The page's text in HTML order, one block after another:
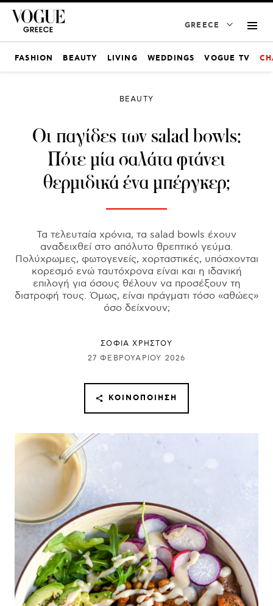
GREECE
FASHION BEAUTY LIVING WEDDINGS VOGUE TV
BEAUTY
Οι παγίδες των salad bowls:
Πότε μία σαλάτα φτάνει
θερμιδικά ένα μπέργκερ;
Τα τελευταία χρόνια, τα salad bowls έχουν
αναδειχθεί στο απόλυτο θρεπτικό γεύμα.
Πολύχρωμες, φωτογενείς, χορταστικές, υπόσχονται
κορεσμό ενώ ταυτόχρονα είναι και η ιδανική
επιλογή για όσους θέλουν να προσέξουν τη
διατροφή τους. Όμως, είναι πράγματι τόσο «αθώες»
όσο δείχνουν;
ΣΟΦΙΑ ΧΡΗΣΤΟΥ
27 ΦΕΒΡΟΥΑΡΊΟΥ 2026
ΚΟΙΝΟΠΟΊΗΣΗ